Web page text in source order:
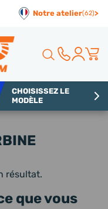
Notre atelier(62)>
CHOISISSEZ LE
MODÈLE
résultat.
que vous